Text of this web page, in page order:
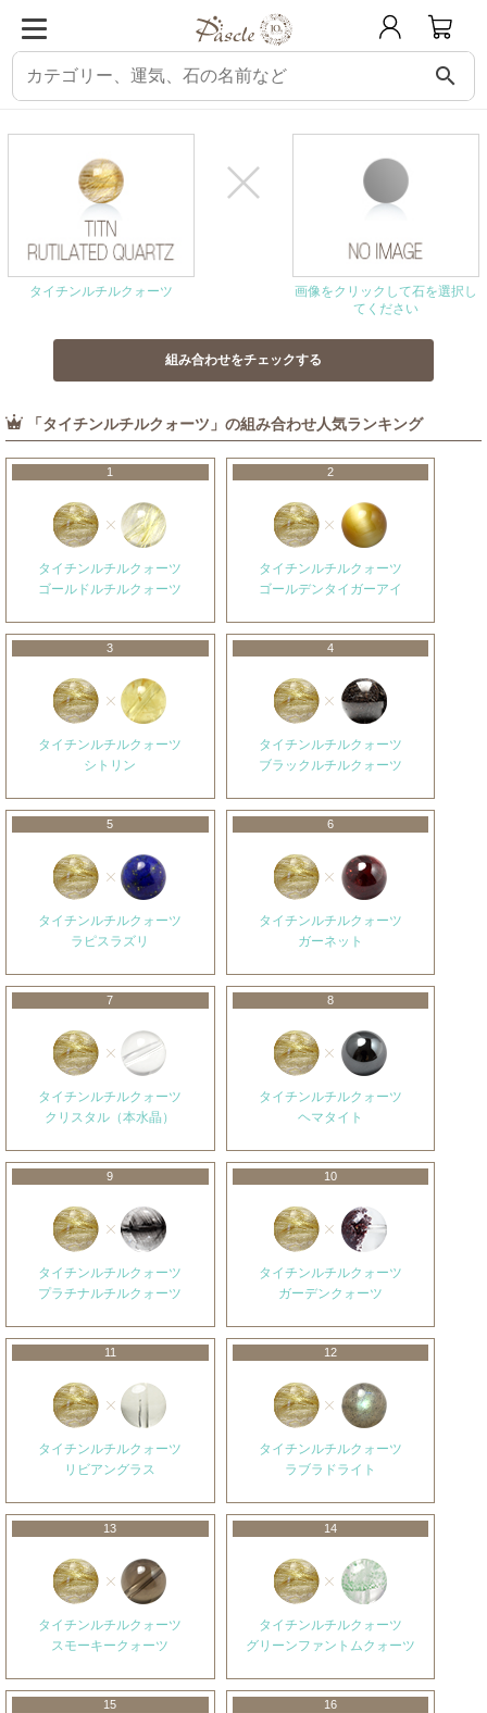
search
パスクル 組み合わせ・相性チェック タイチンルチルクォーツと相性の良い石
タイチンルチルクォーツ
画像をクリックして石を選択し
てください
「タイチンルチルクォーツ」の組み合わせ人気ランキング
1
タイチンルチルクォーツ
ゴールドルチルクォーツ
2
タイチンルチルクォーツ
ゴールデンタイガーアイ
3
タイチンルチルクォーツ
シトリン
4
タイチンルチルクォーツ
ブラックルチルクォーツ
5
タイチンルチルクォーツ
ラピスラズリ
6
タイチンルチルクォーツ
ガーネット
7
タイチンルチルクォーツ
クリスタル（本水晶）
8
タイチンルチルクォーツ
ヘマタイト
9
タイチンルチルクォーツ
プラチナルチルクォーツ
10
タイチンルチルクォーツ
ガーデンクォーツ
11
タイチンルチルクォーツ
リビアングラス
12
タイチンルチルクォーツ
ラブラドライト
13
タイチンルチルクォーツ
スモーキークォーツ
14
タイチンルチルクォーツ
グリーンファントムクォーツ
15 16